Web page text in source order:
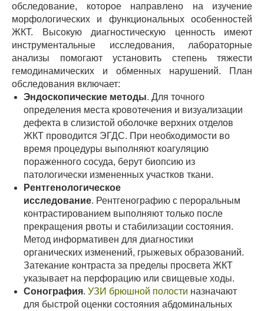
обследование, которое направлено на изучение
морфологических и функциональных особенностей
ЖКТ. Высокую диагностическую ценность имеют
инструментальные исследования, лабораторные
анализы помогают установить степень тяжести
гемодинамических и обменных нарушений. План
обследования включает:
Эндоскопические методы. Для точного
определения места кровотечения и визуализации
дефекта в слизистой оболочке верхних отделов
ЖКТ проводится ЭГДС. При необходимости во
время процедуры выполняют коагуляцию
пораженного сосуда, берут биопсию из
патологически измененных участков ткани.
Рентгенологическое
исследование. Рентгенографию с пероральным
контрастированием выполняют только после
прекращения рвоты и стабилизации состояния.
Метод информативен для диагностики
органических изменений, грыжевых образований.
Затекание контраста за пределы просвета ЖКТ
указывает на перфорацию или свищевые ходы.
Сонография. УЗИ брюшной полости назначают
для быстрой оценки состояния абдоминальных